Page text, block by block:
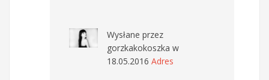
Wysłane przez
gorzkakokoszka w
18.05.2016 Adres